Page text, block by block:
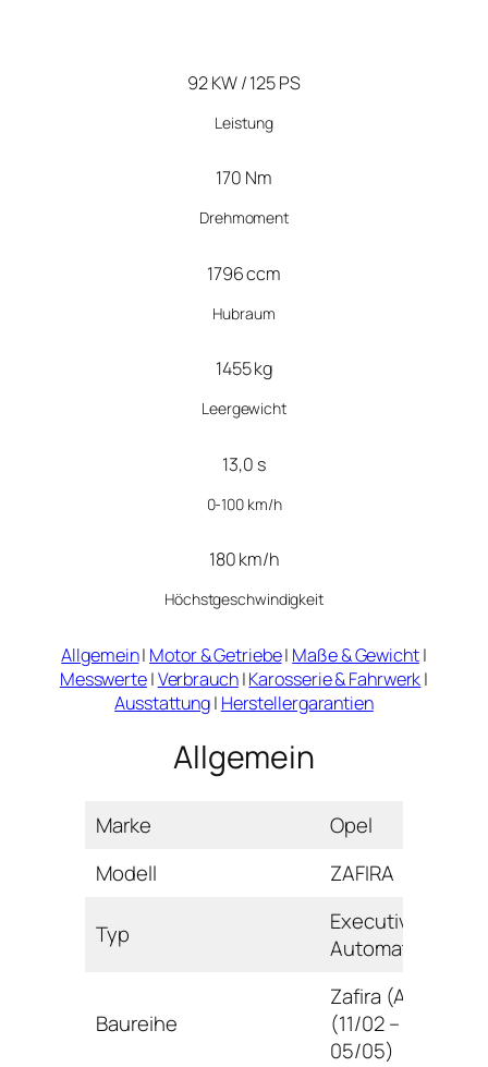
92 KW / 125 PS
Leistung
170 Nm
Drehmoment
1796 ccm
Hubraum
1455 kg
Leergewicht
13,0 s
0-100 km/h
180 km/h
Höchstgeschwindigkeit
Allgemein| Motor & Getriebe| Maße & Gewicht|
Messwerte|Verbrauch|Karosserie & Fahrwerk|
Ausstattung| Herstellergarantien
Allgemein
Marke
Opel
Modell
ZAFIRA
Typ
Executive
Automatik
Baureihe
Zafira (A)
(11/02 –
05/05)